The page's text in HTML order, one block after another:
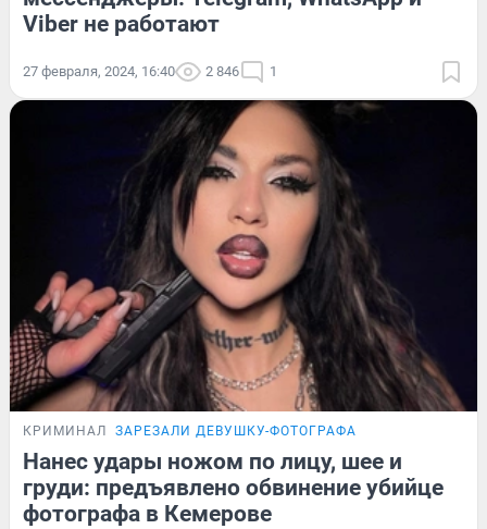
Viber не работают
27 февраля, 2024, 16:40 2 846 1
КРИМИНАЛ ЗАРЕЗАЛИ ДЕВУШКУ-ФОТОГРАФА
Нанес удары ножом по лицу, шее и
груди: предъявлено обвинение убийце
фотографа в Кемерове